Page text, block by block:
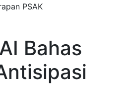
PSAK
Bahas